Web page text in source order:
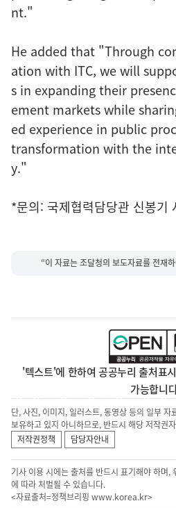
nt."
He added that "Through
ation with ITC, we will
s in expanding their
ement markets while
ed experience in public
transformation with the
y."
*문의: 국제협력담당관 신봉
“이 자료는 조달청의 보도자료를 전재
'텍스트'에 한하여 공공누리 출처표
가능합니
단, 사진, 이미지, 일러스트, 동영상 등의 일부
보유하고 있지 아니하므로, 반드시 해당 저작권
저작권정책
담당자안내
기사 이용 시에는 출처를 반드시 표기해야 하며,
에 따라 처벌될 수 있습니다.
<자료출처=정책브리핑 www.korea.kr>